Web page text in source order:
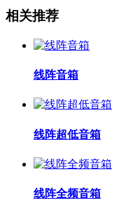
相关推荐
线阵音箱
线阵超低音箱
线阵全频音箱